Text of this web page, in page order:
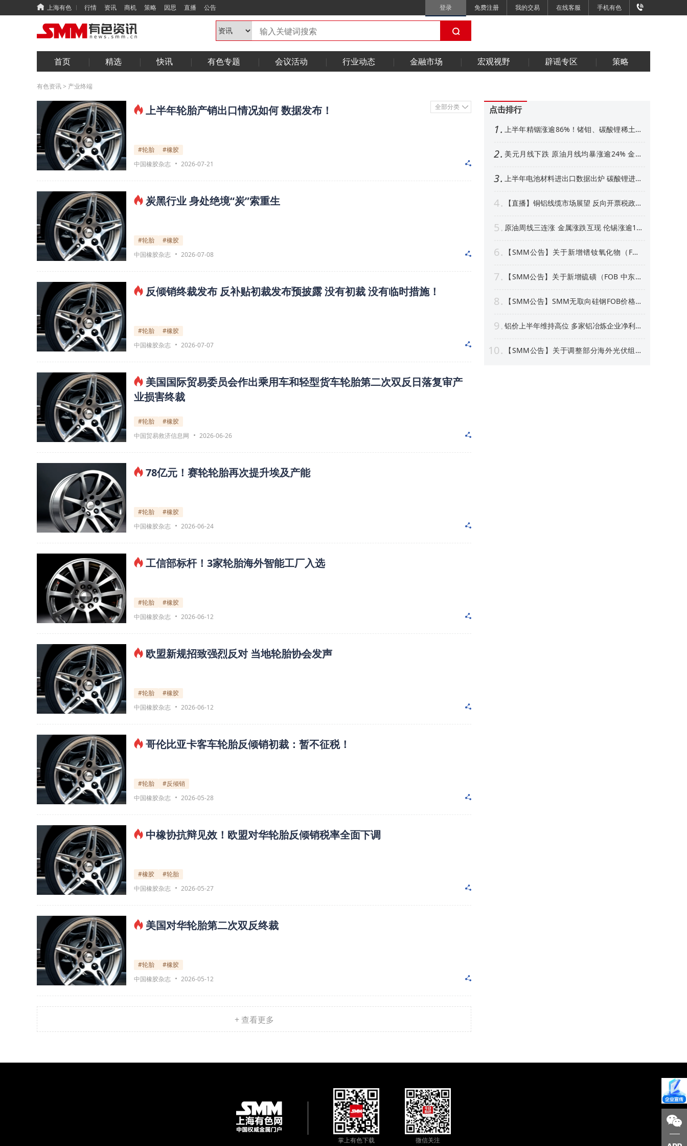
上海有色 行情 资讯 商机 策略 因思 直播 公告 登录 免费注册 我的交易 在线客服 手机有色
首页 精选 快讯 有色专题 会议活动 行业动态 金融市场 宏观视野 辟谣专区 策略
有色资讯> 产业终端
全部分类
上半年轮胎产销出口情况如何 数据发布！
#轮胎
#橡胶
中国橡胶杂志
2026-07-21
炭黑行业 身处绝境“炭”索重生
#轮胎
#橡胶
中国橡胶杂志
2026-07-08
反倾销终裁发布 反补贴初裁发布预披露 没有初裁 没有临时措施！
#轮胎
#橡胶
中国橡胶杂志
2026-07-07
美国国际贸易委员会作出乘用车和轻型货车轮胎第二次双反日落复审产
业损害终裁
#轮胎
#橡胶
中国贸易救济信息网
2026-06-26
78亿元！赛轮轮胎再次提升埃及产能
#轮胎
#橡胶
中国橡胶杂志
2026-06-24
工信部标杆！3家轮胎海外智能工厂入选
#轮胎
#橡胶
中国橡胶杂志
2026-06-12
欧盟新规招致强烈反对 当地轮胎协会发声
#轮胎
#橡胶
中国橡胶杂志
2026-06-12
哥伦比亚卡客车轮胎反倾销初裁：暂不征税！
#轮胎
#反倾销
中国橡胶杂志
2026-05-28
中橡协抗辩见效！欧盟对华轮胎反倾销税率全面下调
#橡胶
#轮胎
中国橡胶杂志
2026-05-27
美国对华轮胎第二次双反终裁
#轮胎
#橡胶
中国橡胶杂志
2026-05-12
+ 查看更多
点击排行
1
上半年精铟涨逾86%！锗钼、碳酸锂稀土紧
2 美元月线下跌 原油月线均暴涨逾24% 金属
3 上半年电池材料进出口数据出炉 碳酸锂进口
4
【直播】铜铝线缆市场展望 反向开票税政形
5
原油周线三连涨 金属涨跌互现 伦锡涨逾1%
6
【SMM公告】关于新增镨钕氧化物（FOB
7
【SMM公告】关于新增硫磺（FOB 中东）
8
【SMM公告】SMM无取向硅钢FOB价格点
9 铝价上半年维持高位 多家铝冶炼企业净利预
10
【SMM公告】关于调整部分海外光伏组件
掌上有色下载 微信关注